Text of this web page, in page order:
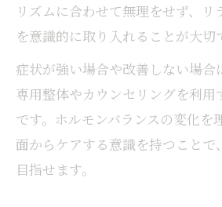
リズムに合わせて無理をせず、
を意識的に取り入れることが大切
症状が強い場合や改善しない場合
専用整体やカウンセリングを利用
です。ホルモンバランスの変化を
面からケアする意識を持つことで
目指せます。